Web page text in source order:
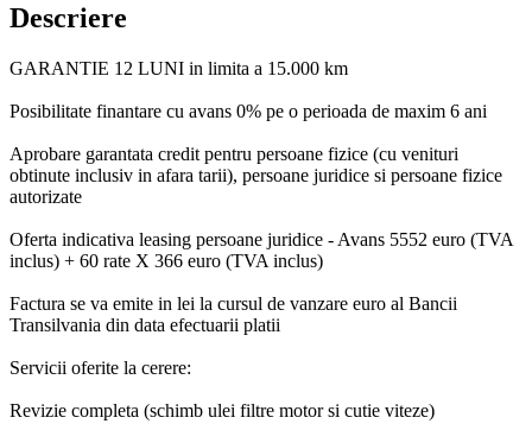
Descriere
GARANTIE 12 LUNI in limita a 15.000 km
Posibilitate finantare cu avans 0% pe o perioada de maxim 6 ani
Aprobare garantata credit pentru persoane fizice (cu venituri
obtinute inclusiv in afara tarii), persoane juridice si persoane fizice
autorizate
Oferta indicativa leasing persoane juridice - Avans 5552 euro (TVA
inclus) + 60 rate X 366 euro (TVA inclus)
Factura se va emite in lei la cursul de vanzare euro al Bancii
Transilvania din data efectuarii platii
Servicii oferite la cerere:
Revizie completa (schimb ulei filtre motor si cutie viteze)